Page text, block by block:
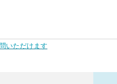
いただけます